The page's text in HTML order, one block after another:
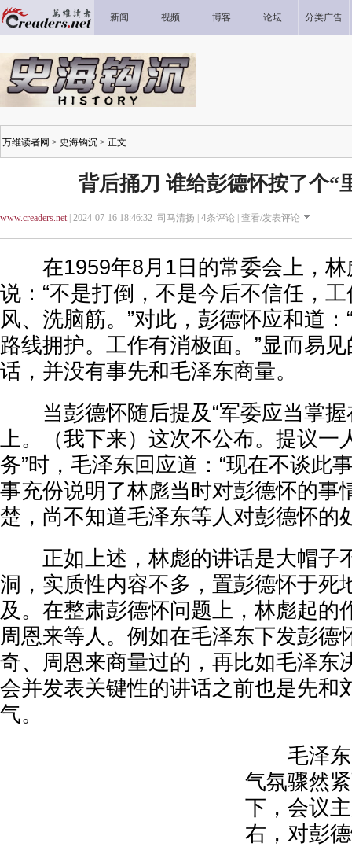
新闻 视频 博客 论坛 分类广告
万维读者网 > 史海钩沉 > 正文
背后捅刀 谁给彭德怀按了个“
www.creaders.net| 2024-07-16 18:46:32 司马清扬 | 4条评论 | 查看/发表评论
在1959年8月1日的常委会上，林
说：“不是打倒，不是今后不信任，
风、洗脑筋。”对此，彭德怀应和道
路线拥护。工作有消极面。”显而易
话，并没有事先和毛泽东商量。
当彭德怀随后提及“军委应当掌握
上。（我下来）这次不公布。提议一
务”时，毛泽东回应道：“现在不谈此
事充份说明了林彪当时对彭德怀的事
楚，尚不知道毛泽东等人对彭德怀的
正如上述，林彪的讲话是大帽子
洞，实质性内容不多，置彭德怀于死
及。在整肃彭德怀问题上，林彪起的
周恩来等人。例如在毛泽东下发彭德
奇、周恩来商量过的，再比如毛泽东
会并发表关键性的讲话之前也是先和
气。
毛泽东
气氛骤然
下，会议
右，对彭